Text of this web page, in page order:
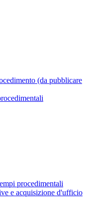
(da pubblicare
procedimentali
e acquisizione d'ufficio